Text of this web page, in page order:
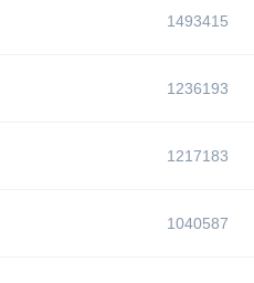
1493415
1236193
1217183
1040587